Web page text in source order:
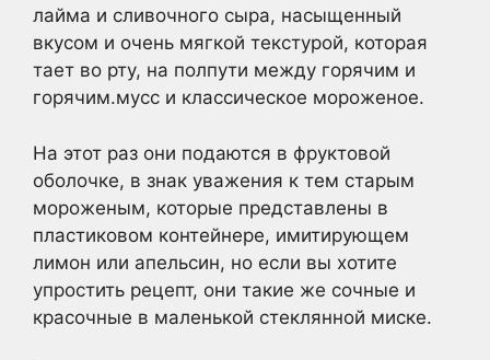
лайма и сливочного сыра, насыщенный
вкусом и очень мягкой текстурой, которая
тает во рту, на полпути между горячим и
горячим.мусс и классическое мороженое.
На этот раз они подаются в фруктовой
оболочке, в знак уважения к тем старым
мороженым, которые представлены в
пластиковом контейнере, имитирующем
лимон или апельсин, но если вы хотите
упростить рецепт, они такие же сочные и
красочные в маленькой стеклянной миске.